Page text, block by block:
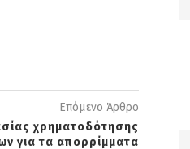
Επόμενο Άρθρο
χρηματοδότησης
για τα απορρίμματα